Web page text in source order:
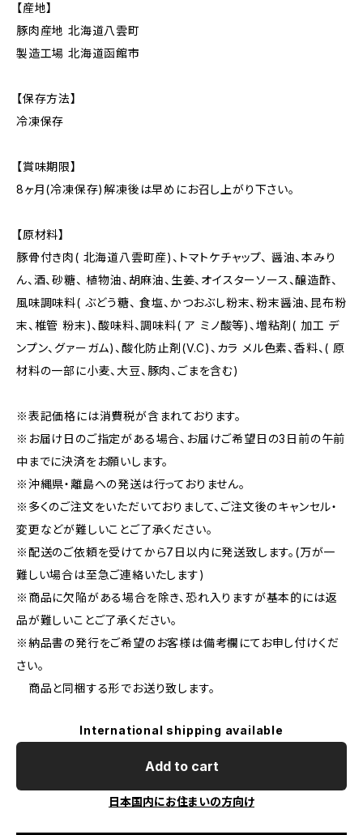
【産地】
豚肉産地 北海道八雲町
製造工場 北海道函館市
【保存方法】
冷凍保存
【賞味期限】
8ヶ月(冷凍保存)解凍後は早めにお召し上がり下さい。
【原材料】
豚骨付き肉( 北海道八雲町産)、トマトケチャップ、 醤油、本みり
ん、酒、砂糖、 植物油、胡麻油、生姜、オイスターソース、醸造酢、
風味調味料( ぶどう糖、 食塩、かつおぶし粉末、粉末醤油、昆布粉
末、椎管 粉末)、酸味料、調味料( ア ミノ酸等)、増粘剤( 加工 デ
ンプン、グァーガム)、酸化防止剤(V.C)、カラ メル色素、香料、( 原
材料の一部に小麦、大豆、豚肉、ごまを含む)
※表記価格には消費税が含まれております。
※お届け日のご指定がある場合、お届けご希望日の3日前の午前
中までに決済をお願いします。
※沖縄県・離島への発送は行っておりません。
※多くのご注文をいただいておりまして、ご注文後のキャンセル・
変更などが難しいことご了承ください。
※配送のご依頼を受けてから7日以内に発送致します。(万が一
難しい場合は至急ご連絡いたします)
※商品に欠陥がある場合を除き、恐れ入りますが基本的には返
品が難しいことご了承ください。
※納品書の発行をご希望のお客様は備考欄にてお申し付けくだ
さい。
商品と同梱する形でお送り致します。
International shipping available
Add to cart
日本国内にお住まいの方向け